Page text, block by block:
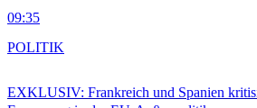
09:35
EXKLUSIV: Frankreich und Spanien
POLITIK